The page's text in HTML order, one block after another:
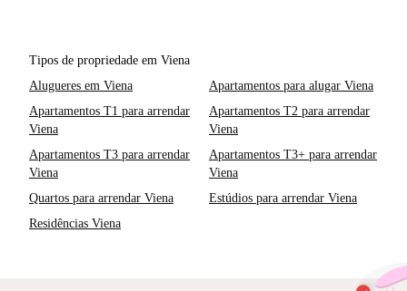
Tipos de propriedade em Viena
Alugueres em Viena
Apartamentos para alugar Viena
Apartamentos T1 para arrendar
Viena
Apartamentos T2 para arrendar
Viena
Apartamentos T3 para arrendar
Viena
Apartamentos T3+ para arrendar
Viena
Quartos para arrendar Viena
Estúdios para arrendar Viena
Residências Viena